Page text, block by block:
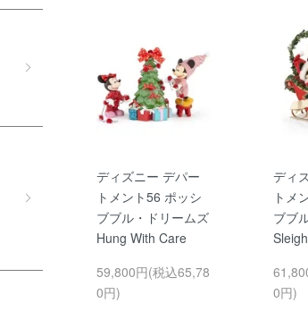
ディズニー デパー
トメント56 ポッシ
ブブル・ドリームズ
Hung With Care
59,800円(税込65,78
0円)
ディ
トメ
ブブ
0円)